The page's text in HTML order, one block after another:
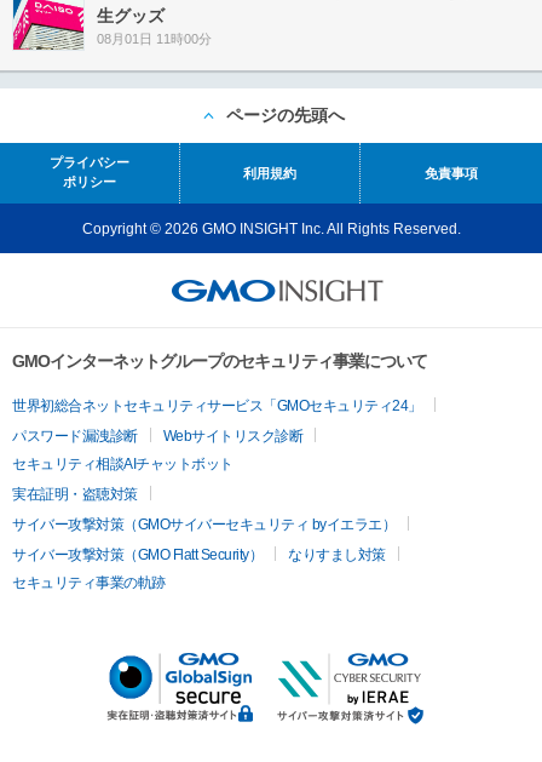
生グッズ
08月01日 11時00分
ページの先頭へ
プライバシー
ポリシー
利用規約 免責事項
Copyright © 2026 GMO INSIGHT Inc. All Rights Reserved.
GMOインターネットグループのセキュリティ事業について
世界初総合ネットセキュリティサービス「GMOセキュリティ24」
パスワード漏洩診断
Webサイトリスク診断
セキュリティ相談AIチャットボット
実在証明・盗聴対策
サイバー攻撃対策（GMOサイバーセキュリティ byイエラエ）
サイバー攻撃対策（GMO Flatt Security）
なりすまし対策
セキュリティ事業の軌跡